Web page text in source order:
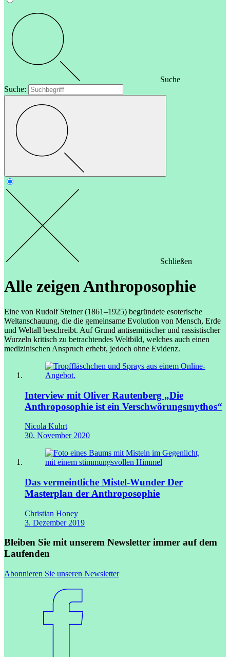
Suche
Suche:
Schließen
Alle zeigenAnthroposophie
Eine von Rudolf Steiner (1861–1925) begründete esoterische
Weltanschauung, die die gemeinsame Evolution von Mensch, Erde
und Weltall beschreibt. Auf Grund antisemitischer und rassistischer
Wurzeln kritisch zu betrachtendes Weltbild, welches auch einen
medizinischen Anspruch erhebt, jedoch ohne Evidenz.
Interview mit Oliver Rautenberg „Die
Anthroposophie ist ein Verschwörungsmythos“
Nicola Kuhrt
30. November 2020
Das vermeintliche Mistel-Wunder Der
Masterplan der Anthroposophie
Christian Honey
3. Dezember 2019
Bleiben Sie mit unserem Newsletter immer auf dem
Laufenden
Abonnieren Sie unseren Newsletter